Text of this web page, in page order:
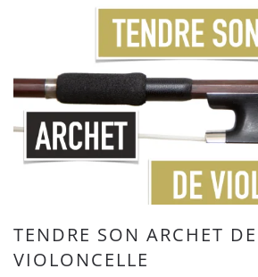
TENDRE SON ARCHET DE
VIOLONCELLE